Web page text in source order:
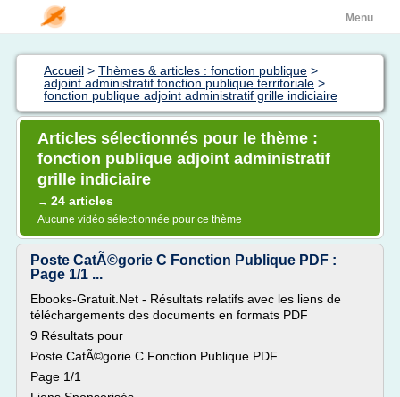
Menu
Accueil > Thèmes & articles : fonction publique >
adjoint administratif fonction publique territoriale >
fonction publique adjoint administratif grille indiciaire
Articles sélectionnés pour le thème :
fonction publique adjoint administratif
grille indiciaire
→ 24 articles
Aucune vidéo sélectionnée pour ce thème
Poste CatÃ©gorie C Fonction Publique PDF :
Page 1/1 ...
Ebooks-Gratuit.Net - Résultats relatifs avec les liens de
téléchargements des documents en formats PDF
9 Résultats pour
Poste CatÃ©gorie C Fonction Publique PDF
Page 1/1